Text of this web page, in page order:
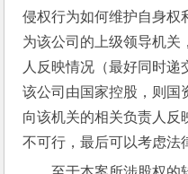
侵权行为如何维护自身权
为该公司的上级领导机关
人反映情况（最好同时
该公司由国家控股，则国
向该机关的相关负责人反
不可行，最后可以考虑法